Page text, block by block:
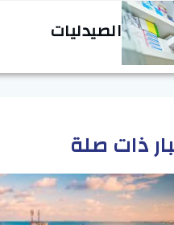
الصيدليات
ذات صلة